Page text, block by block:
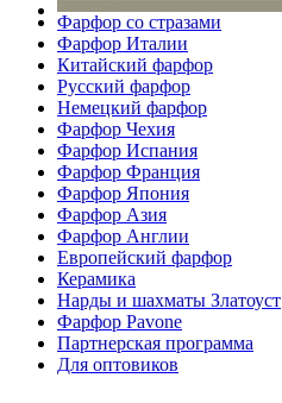
Фарфор со стразами
Фарфор Италии
Китайский фарфор
Русский фарфор
Немецкий фарфор
Фарфор Чехия
Фарфор Испания
Фарфор Франция
Фарфор Япония
Фарфор Азия
Фарфор Англии
Европейский фарфор
Керамика
Нарды и шахматы Златоуст
Фарфор Pavone
Партнерская программа
Для оптовиков